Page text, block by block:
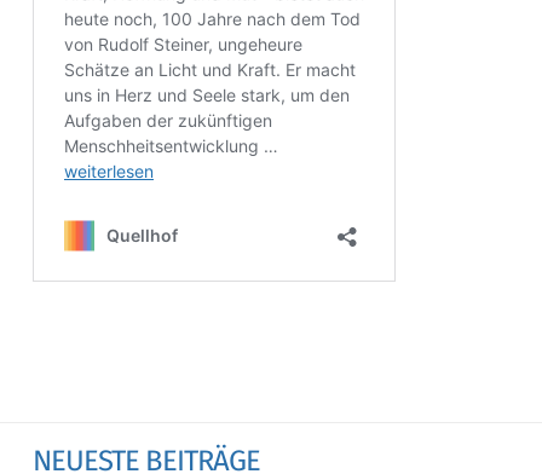
NEUESTE BEITRÄGE